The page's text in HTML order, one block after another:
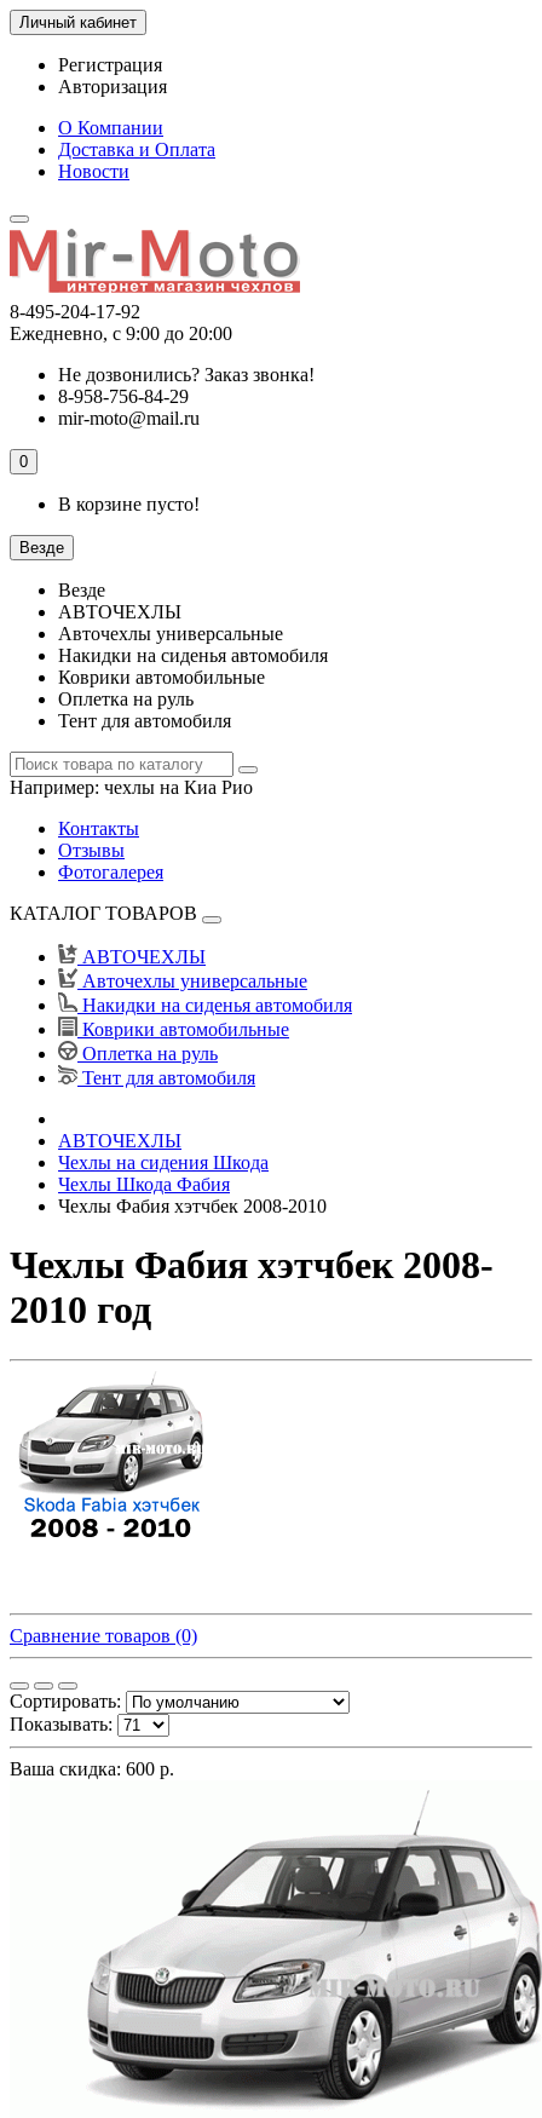
Личный кабинет
Регистрация
Авторизация
О Компании
Доставка и Оплата
Новости
8-495-204-17-92
Ежедневно, с 9:00 до 20:00
Не дозвонились? Заказ звонка!
8-958-756-84-29
mir-moto@mail.ru
0
В корзине пусто!
Везде
Везде
АВТОЧЕХЛЫ
Авточехлы универсальные
Накидки на сиденья автомобиля
Коврики автомобильные
Оплетка на руль
Тент для автомобиля
Например: чехлы на Киа Рио
Контакты
Отзывы
Фотогалерея
КАТАЛОГ ТОВАРОВ
АВТОЧЕХЛЫ
Авточехлы универсальные
Накидки на сиденья автомобиля
Коврики автомобильные
Оплетка на руль
Тент для автомобиля
АВТОЧЕХЛЫ
Чехлы на сидения Шкода
Чехлы Шкода Фабия
Чехлы Фабия хэтчбек 2008-2010
Чехлы Фабия хэтчбек 2008-
2010 год
Сравнение товаров (0)
Сортировать:
Показывать:
Ваша скидка: 600 р.